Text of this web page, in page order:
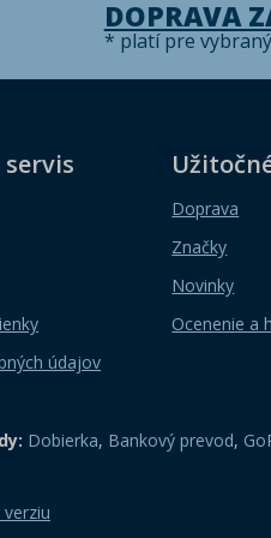
DOPRAVA
* platí pre
údajov
Doprava
Značky
Novinky
Ocenenie a
Dobierka, Bankový prevod,